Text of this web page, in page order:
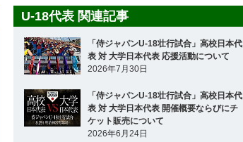
U-18代表 関連記事
「侍ジャパンU-18壮行試合」高校日本代
表 対 大学日本代表 応援活動について
2026年7月30日
「侍ジャパンU-18壮行試合」高校日本代
表 対 大学日本代表 開催概要ならびにチ
ケット販売について
2026年6月24日